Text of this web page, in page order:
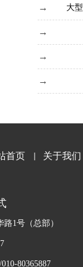
大
首页 关于我们
1号（总部）
80365887